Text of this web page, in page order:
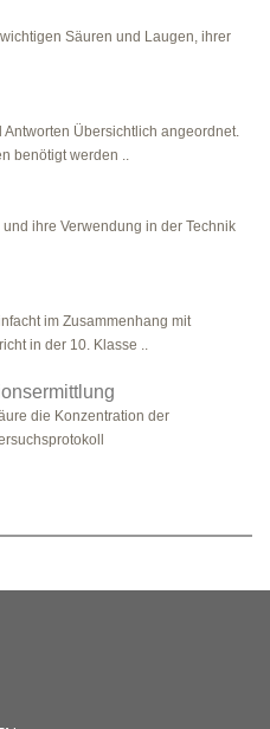
Säuren und Laugen, ihrer
Übersichtlich angeordnet.
benötigt werden ..
ihre Verwendung in der Technik
im Zusammenhang mit
in der 10. Klasse ..
die Konzentration der